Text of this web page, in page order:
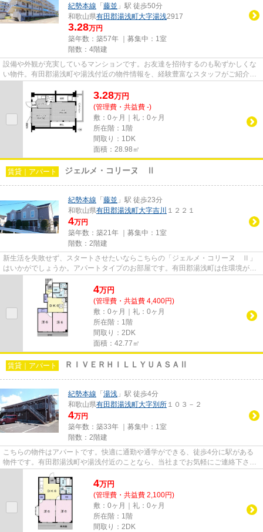
紀勢本線 「 藤並 」駅 徒歩50分
和歌山県有田郡湯浅町大字湯浅2917
3.28万円
築年数：築57年 ｜募集中： 1室
階数：4階建
設備や外観が充実しているマンションです。お友達を招待するのも恥ずかしくな
い物件。有田郡湯浅町や湯浅付近の物件情報を、経験豊富なスタッフがご紹介い
3.28万円
(管理費・共益費 -)
敷：0ヶ月｜礼：0ヶ月
所在階：1階
間取り：1DK
面積：28.98㎡
賃貸｜アパート ジェルメ・コリーヌ Ⅱ
紀勢本線 「 藤並 」駅 徒歩23分
和歌山県有田郡湯浅町大字吉川 １２２１
4万円
築年数：築21年 ｜募集中： 1室
階数：2階建
新生活を失敗せず、スタートさせたいならこちらの「ジェルメ・コリーヌ Ⅱ」
はいかがでしょうか。アパートタイプのお部屋です。有田郡湯浅町は住環境が整
っており、快適な暮らしが実現...
4万円
(管理費・共益費 4,400円)
敷：0ヶ月｜礼：0ヶ月
所在階：1階
間取り：2DK
面積：42.77㎡
賃貸｜アパート ＲＩＶＥＲＨＩＬＬＹＵＡＳＡⅡ
紀勢本線 「 湯浅 」駅 徒歩4分
和歌山県有田郡湯浅町大字別所 １０３－２
4万円
築年数：築33年 ｜募集中： 1室
階数：2階建
こちらの物件はアパートです。快適に通勤や通学ができる、徒歩4分に駅がある
物件です。有田郡湯浅町や湯浅付近のことなら、当社までお気軽にご連絡下さ
い。あなたに合う素敵なお部屋が...
4万円
(管理費・共益費 2,100円)
敷：0ヶ月｜礼：0ヶ月
所在階：1階
間取り：2DK